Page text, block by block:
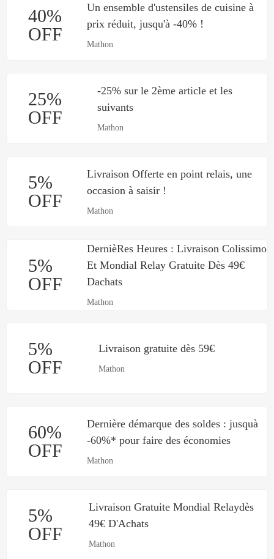
40%
OFF
Un ensemble d'ustensiles de cuisine à
prix réduit, jusqu'à -40% !
Mathon
25%
OFF
-25% sur le 2ème article et les
suivants
Mathon
5%
OFF
Livraison Offerte en point relais, une
occasion à saisir !
Mathon
5%
OFF
DernièRes Heures : Livraison Colissimo
Et Mondial Relay Gratuite Dès 49€
Dachats
Mathon
5%
OFF
Livraison gratuite dès 59€
Mathon
60%
OFF
Dernière démarque des soldes : jusquà
-60%* pour faire des économies
Mathon
5%
OFF
Livraison Gratuite Mondial Relaydès
49€ D'Achats
Mathon